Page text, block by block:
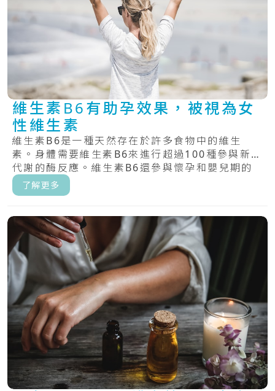
維生素B6有助孕效果，被視為女
性維生素
維生素B6是一種天然存在於許多食物中的維生
素。身體需要維生素B6來進行超過100種參與新陳
代謝的酶反應。維生素B6還參與懷孕和嬰兒期的
大.....
了解更多